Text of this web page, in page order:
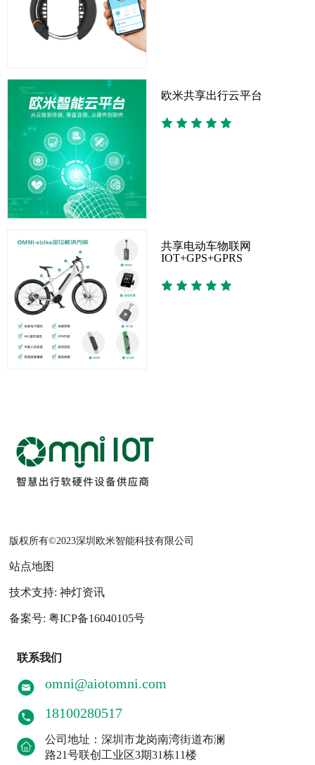
欧米共享出行云平台
共享电动车物联网
IOT+GPS+GPRS
版权所有©2023深圳欧米智能科技有限公司
站点地图
技术支持: 神灯资讯
备案号: 粤ICP备16040105号
联系我们
omni@aiotomni.com
18100280517
公司地址：深圳市龙岗南湾街道布澜
路21号联创工业区3期31栋11楼